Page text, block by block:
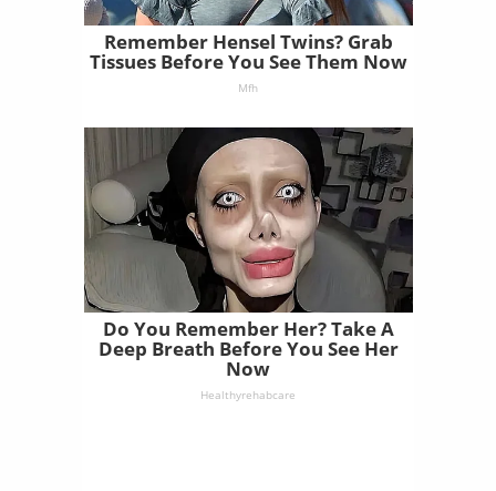
Remember Hensel Twins? Grab
Tissues Before You See Them Now
Mfh
Do You Remember Her? Take A
Deep Breath Before You See Her
Now
Healthyrehabcare